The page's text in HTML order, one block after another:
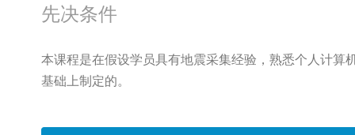
先决条件
本课程是在假设学员具有地震采集经验，熟悉个人计算
基础上制定的。